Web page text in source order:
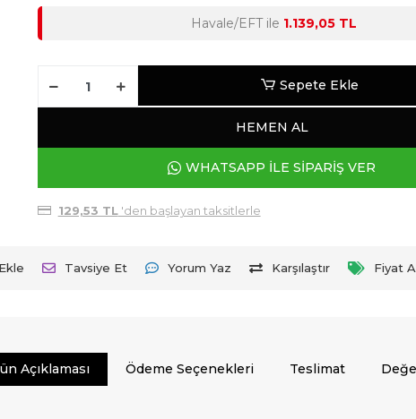
Havale/EFT ile 1.139,05 TL
Sepete Ekle
HEMEN AL
WHATSAPP İLE SİPARİŞ VER
129,53 TL'den başlayan taksitlerle
Tavsiye Et Yorum Yaz Karşılaştır Fiyat
Açıklaması Ödeme Seçenekleri Teslimat